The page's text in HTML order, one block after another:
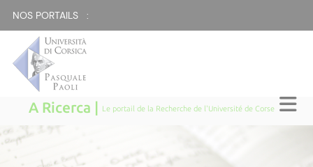
NOS PORTAILS :
A Ricerca | Le portail de la Recherche de l'Université de Corse